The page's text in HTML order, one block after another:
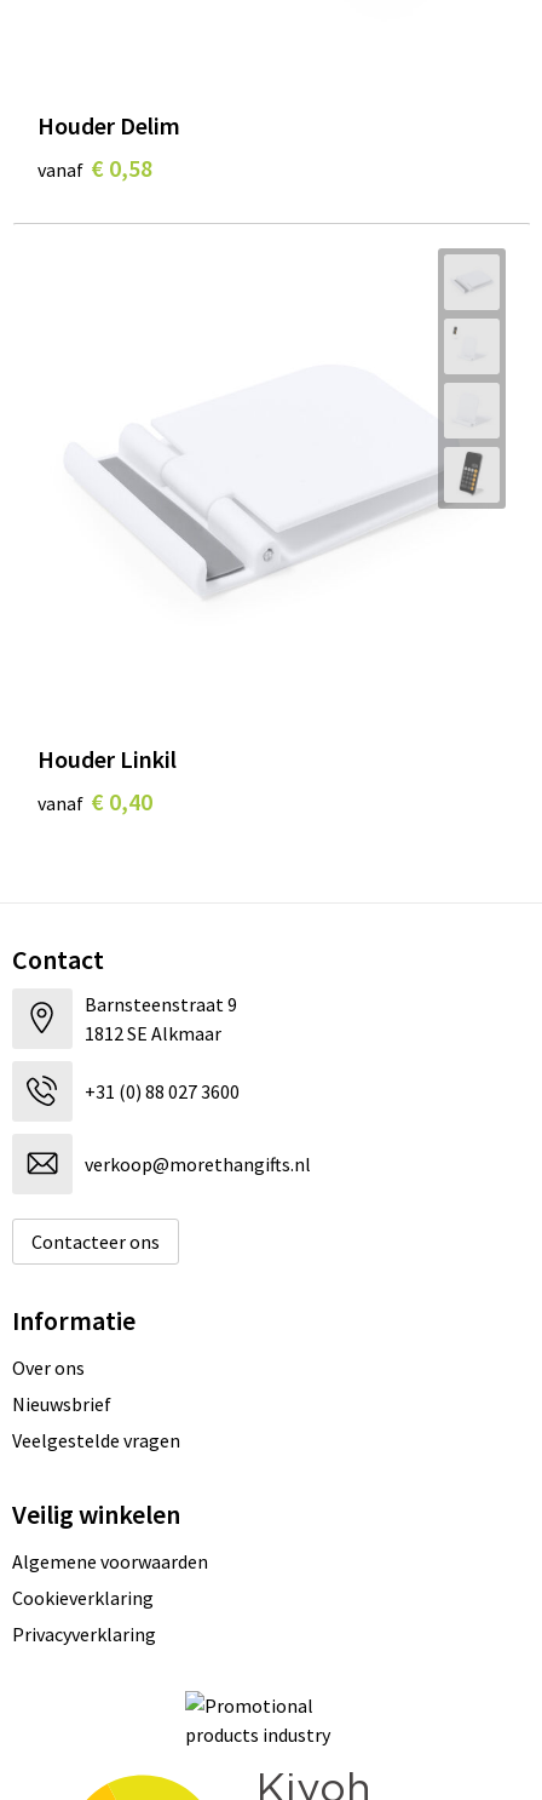
Houder Delim
vanaf € 0,58
Houder Linkil
vanaf € 0,40
Contact
Barnsteenstraat 9
1812 SE Alkmaar
+31 (0) 88 027 3600
verkoop@morethangifts.nl
Contacteer ons
Informatie
Over ons
Nieuwsbrief
Veelgestelde vragen
Veilig winkelen
Algemene voorwaarden
Cookieverklaring
Privacyverklaring